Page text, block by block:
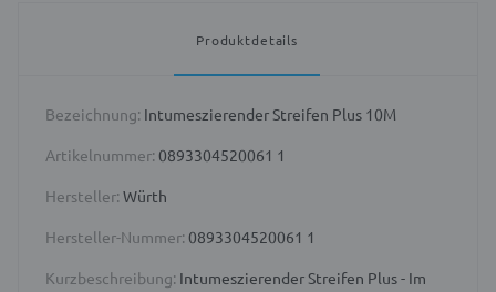
Produktdetails
Bezeichnung: Intumeszierender Streifen Plus 10M
Artikelnummer: 0893304520061 1
Hersteller: Würth
Hersteller-Nummer: 0893304520061 1
Kurzbeschreibung: Intumeszierender Streifen Plus - Im